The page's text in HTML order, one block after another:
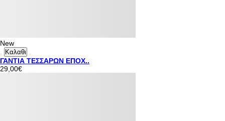
New
Καλαθι
ΓΑΝΤΙΑ ΤΕΣΣΑΡΩΝ ΕΠΟΧ..
29,00€